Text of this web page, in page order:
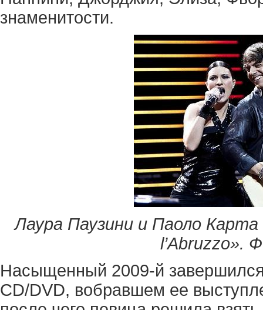
знаменитости.
Лаура Паузини и Паоло
l’Abruzzo».
Насыщенный 2009-й
CD/DVD, вобравшем ее